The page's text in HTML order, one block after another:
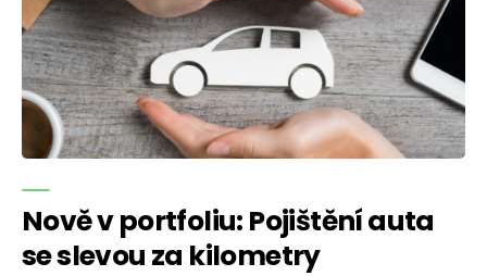
Nově v portfoliu: Pojištění auta
se slevou za kilometry